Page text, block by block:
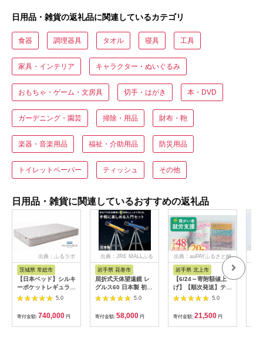
日用品・雑貨の返礼品に関連しているカテゴリ
食器 調理器具 タオル 寝具 工具
家具・インテリア キャラクター・ぬいぐるみ
おもちゃ・ゲーム・文房具 切手・はがき 本・DVD
ガーデニング・園芸 掃除・用品 財布・鞄
楽器・音楽用品 福祉・介助用品 防災用品
トイレットペーパー ティッシュ その他
日用品・雑貨に関連しているおすすめの返礼品
出典：ふるラボ
茨城県 常総市
【日本ベッド】シルキ
ーポケットレギュラー
11334 シングル 日本
ベッド シルキーポケ
ットレギュラー シン
グル 通気性 ロングセ
ラー 放湿性 ※沖縄
5.0
寄付金額: 740,000 円
出典：JRE MALLふる
さと納税
岩手県 花巻市
屈折式天体望遠鏡 レ
グルス60 日本製 初心
者用 スマホ撮影 (カラ
ー：オレンジ）
【1835-2】
5.0
寄付金額: 58,000 円
出典：auPAYふるさと納
岩手県 北上市
【6/24～寄附額値上
げ】【順次発送】ティ
ッシュペーパー 20箱
＆ トイレットロール
(ダブル) 48個 福祉施
設支援 日用品 常備品
備蓄品 box ちり紙 テ
5.0
寄付金額: 21,500 円